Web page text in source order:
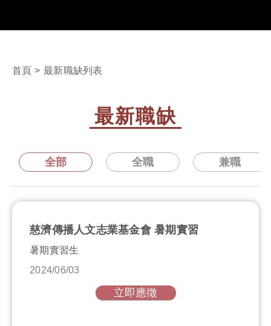
首頁 > 最新職缺列表
最新職缺
全部 全職 兼職
慈濟傳播人文志業基金會 暑期實習
暑期實習生
2024/06/03
立即應徵